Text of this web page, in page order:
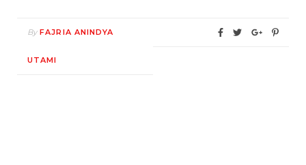
By FAJRIA ANINDYA
UTAMI